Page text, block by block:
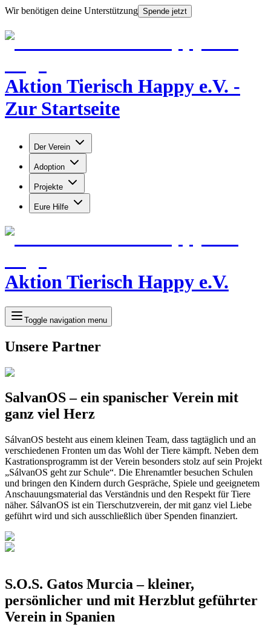
Wir benötigen deine Unterstützung Spende jetzt
Aktion Tierisch Happy e.V. -
Zur Startseite
Der Verein
Adoption
Projekte
Eure Hilfe
Aktion Tierisch Happy e.V.
Toggle navigation menu
Unsere Partner
SalvanOS – ein spanischer Verein mit
ganz viel Herz
SálvanOS besteht aus einem kleinen Team, dass tagtäglich und an
verschiedenen Fronten um das Wohl der Tiere kämpft. Neben dem
Kastrationsprogramm ist der Verein besonders stolz auf sein Projekt
„SálvanOS geht zur Schule“. Die Ehrenamtler besuchen Schulen
und bringen den Kindern durch Gespräche, Spiele und geeignetem
Anschauungsmaterial das Verständnis und den Respekt für Tiere
näher. SálvanOS ist ein Tierschutzverein, der mit ganz viel Liebe
geführt wird und sich ausschließlich über Spenden finanziert.
S.O.S. Gatos Murcia – kleiner,
persönlicher und mit Herzblut geführter
Verein in Spanien